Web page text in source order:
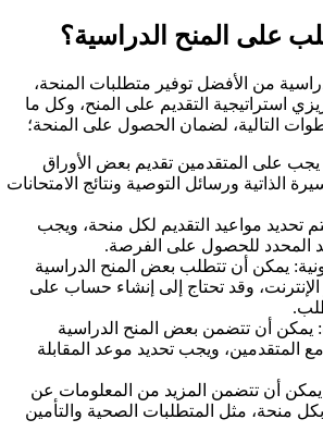
على المنح الدراسية؟
من الأفضل توفير متطلبات المنحة،
استراتيجية التقديم على المنح، وكل ما
التالية، لضمان الحصول على المنحة؛
يجب على المتقدمين تقديم بعض الأوراق
الذاتية ورسائل التوصية ونتائج الامتحانات
تحديد مواعيد التقديم لكل منحة، ويجب
المحدد للحصول على الفرصة.
يمكن أن تتطلب بعض المنح الدراسية
وقد تحتاج إلى إنشاء حساب على
يمكن أن تتضمن بعض المنح الدراسية
المتقدمين، ويجب تحديد موعد المقابلة
أن تتضمن المزيد من المعلومات عن
منحة، مثل المتطلبات الصحية والتأمين